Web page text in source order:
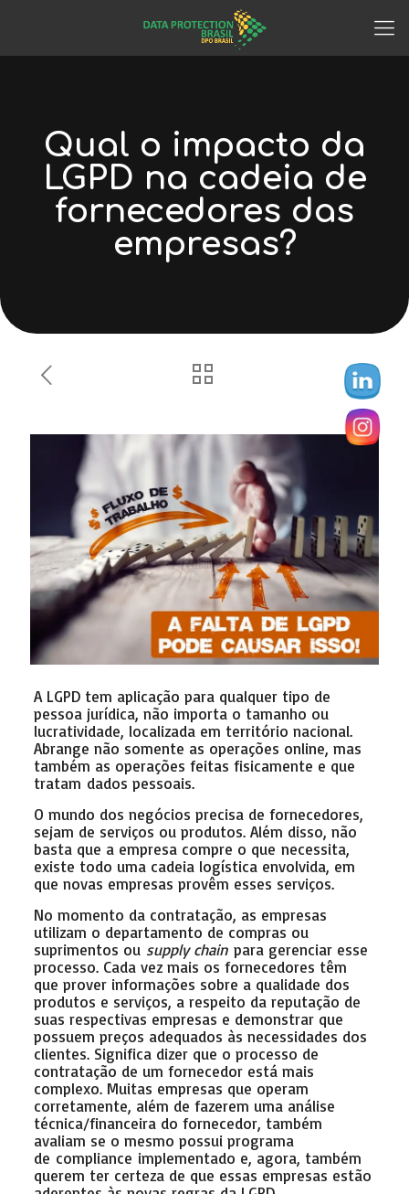
Qual o impacto da
LGPD na cadeia de
fornecedores das
empresas?
A LGPD tem aplicação para qualquer tipo de
pessoa jurídica, não importa o tamanho ou
lucratividade, localizada em território nacional.
Abrange não somente as operações online, mas
também as operações feitas fisicamente e que
tratam dados pessoais.
O mundo dos negócios precisa de fornecedores,
sejam de serviços ou produtos. Além disso, não
basta que a empresa compre o que necessita,
existe todo uma cadeia logística envolvida, em
que novas empresas provêm esses serviços.
No momento da contratação, as empresas
utilizam o departamento de compras ou
suprimentos ou supply chainpara gerenciar esse
processo. Cada vez mais os fornecedores têm
que prover informações sobre a qualidade dos
produtos e serviços, a respeito da reputação de
suas respectivas empresas e demonstrar que
possuem preços adequados às necessidades dos
clientes. Significa dizer que o processo de
contratação de um fornecedor está mais
complexo. Muitas empresas que operam
corretamente, além de fazerem uma análise
técnica/financeira do fornecedor, também
avaliam se o mesmo possui programa
de compliance implementado e, agora, também
querem ter certeza de que essas empresas estão